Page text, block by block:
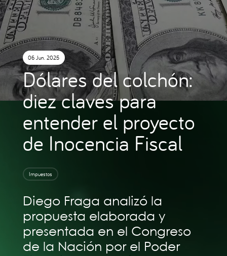
06 Jun. 2025
Dólares del colchón:
diez claves para
entender el proyecto
de Inocencia Fiscal
Impuestos
Diego Fraga analizó la
propuesta elaborada y
presentada en el Congreso
de la Nación por el Poder